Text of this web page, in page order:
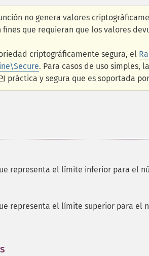
no genera valores
fines que requieran que los valores
criptográficamente segura, el
. Para casos de uso simples,
práctica y segura que es soportada
representa el límite inferior para el
representa el límite superior para el